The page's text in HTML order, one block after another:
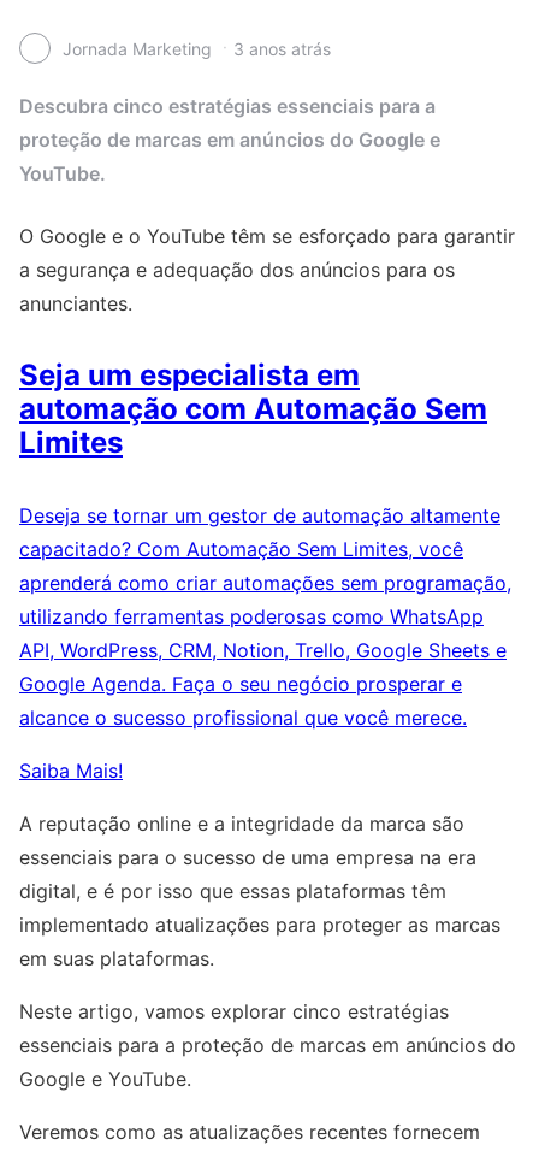
Jornada Marketing 3 anos atrás
Descubra cinco estratégias essenciais para a
proteção de marcas em anúncios do Google e
YouTube.
O Google e o YouTube têm se esforçado para garantir
a segurança e adequação dos anúncios para os
anunciantes.
Seja um especialista em
automação com Automação Sem
Limites
Deseja se tornar um gestor de automação altamente
capacitado? Com Automação Sem Limites, você
aprenderá como criar automações sem programação,
utilizando ferramentas poderosas como WhatsApp
API, WordPress, CRM, Notion, Trello, Google Sheets e
Google Agenda. Faça o seu negócio prosperar e
alcance o sucesso profissional que você merece.
Saiba Mais!
A reputação online e a integridade da marca são
essenciais para o sucesso de uma empresa na era
digital, e é por isso que essas plataformas têm
implementado atualizações para proteger as marcas
em suas plataformas.
Neste artigo, vamos explorar cinco estratégias
essenciais para a proteção de marcas em anúncios do
Google e YouTube.
Veremos como as atualizações recentes fornecem